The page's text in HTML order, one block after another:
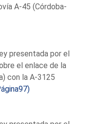
A-45 (Córdoba-
presentada por el
el enlace de la
con la A-3125